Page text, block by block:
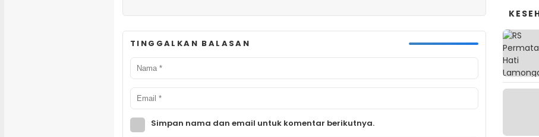
TINGGALKAN BALASAN
Simpan nama dan email untuk komentar berikutnya.